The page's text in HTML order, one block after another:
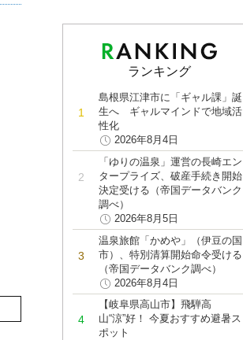
ランキング
島根県江津市に「ギャル課」誕
生へ ギャルマインドで地域活
性化
2026年8月4日
「ゆりの温泉」運営の長崎エン
タープライズ、破産手続き開始
決定受ける（帝国データバンク
調べ）
2026年8月5日
温泉旅館「かめや」（伊豆の国
市）、特別清算開始命令受ける
（帝国データバンク調べ）
2026年8月4日
【岐阜県高山市】飛騨高
山“涼”好！ 今夏おすすめ避暑ス
ポット